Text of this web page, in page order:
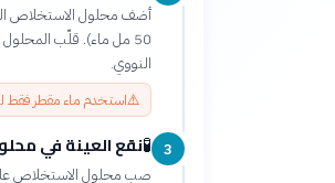
50 مل ماء). قلّب
النووي.
⚠️استخدم ماء مقطر فقط
3
🧪نقع العينة في